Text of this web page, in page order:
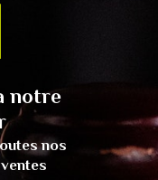
notre
nos